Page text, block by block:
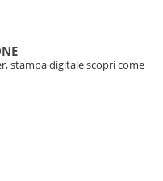
stampa digitale scopri come